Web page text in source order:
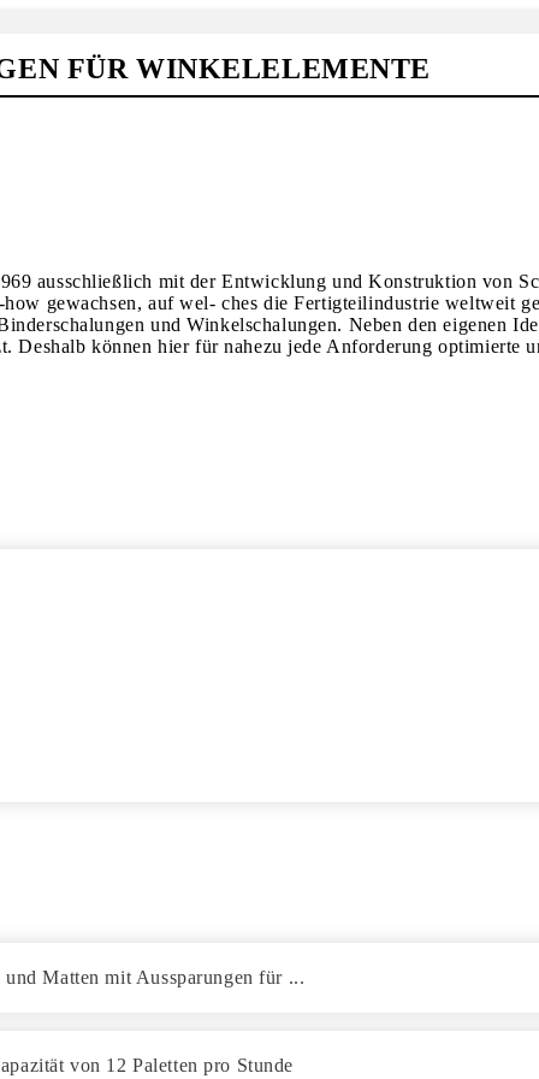
FÜR WINKELELEMENTE
ausschließlich mit der Entwicklung und Konstruktion von
gewachsen, auf wel- ches die Fertigteilindustrie weltweit
und Winkelschalungen. Neben den eigenen
Deshalb können hier für nahezu jede Anforderung optimierte
Matten mit Aussparungen für ...
von 12 Paletten pro Stunde